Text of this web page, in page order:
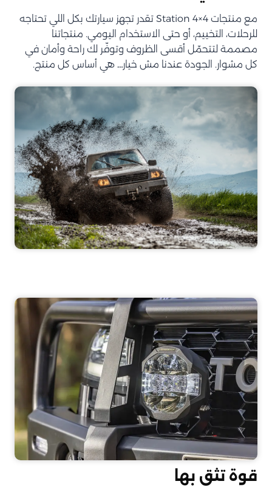
مع منتجات Station 4×4 تقدر تجهز سيارتك بكل اللي تحتاجه
للرحلات، التخييم، أو حتى الاستخدام اليومي. منتجاتنا
مصممة لتتحمّل أقسى الظروف وتوفّر لك راحة وأمان في
كل مشوار. الجودة عندنا مش خيار… هي أساس كل منتج.
قوة تثق بها